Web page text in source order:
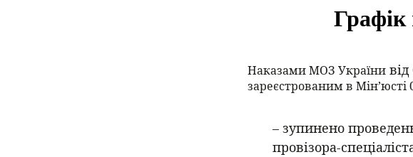
Графік
Наказами МОЗ України
зареєстрованим в Мін’юсті
– зупинено
провізора-